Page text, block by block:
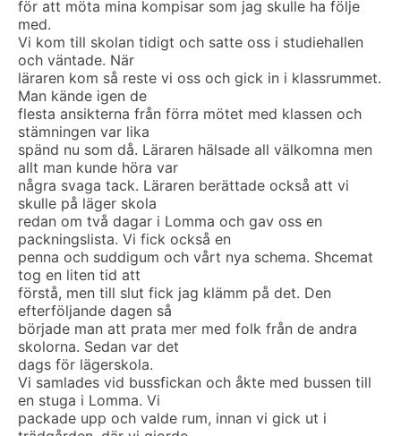
för att möta mina kompisar som jag skulle ha följe
med.
Vi kom till skolan tidigt och satte oss i studiehallen
och väntade. När
läraren kom så reste vi oss och gick in i klassrummet.
Man kände igen de
flesta ansikterna från förra mötet med klassen och
stämningen var lika
spänd nu som då. Läraren hälsade all välkomna men
allt man kunde höra var
några svaga tack. Läraren berättade också att vi
skulle på läger skola
redan om två dagar i Lomma och gav oss en
packningslista. Vi fick också en
penna och suddigum och vårt nya schema. Shcemat
tog en liten tid att
förstå, men till slut fick jag klämm på det. Den
efterföljande dagen så
började man att prata mer med folk från de andra
skolorna. Sedan var det
dags för lägerskola.
Vi samlades vid bussfickan och åkte med bussen till
en stuga i Lomma. Vi
packade upp och valde rum, innan vi gick ut i